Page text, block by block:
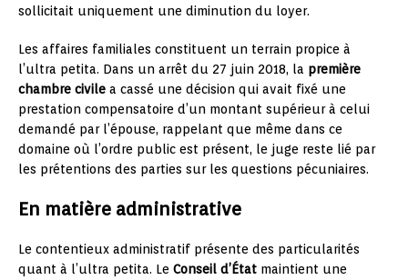
sollicitait uniquement une diminution du loyer.
Les affaires familiales constituent un terrain propice à
l’ultra petita. Dans un arrêt du 27 juin 2018, la première
chambre civile a cassé une décision qui avait fixé une
prestation compensatoire d’un montant supérieur à celui
demandé par l’épouse, rappelant que même dans ce
domaine où l’ordre public est présent, le juge reste lié par
les prétentions des parties sur les questions pécuniaires.
En matière administrative
Le contentieux administratif présente des particularités
quant à l’ultra petita. Le Conseil d’État maintient une